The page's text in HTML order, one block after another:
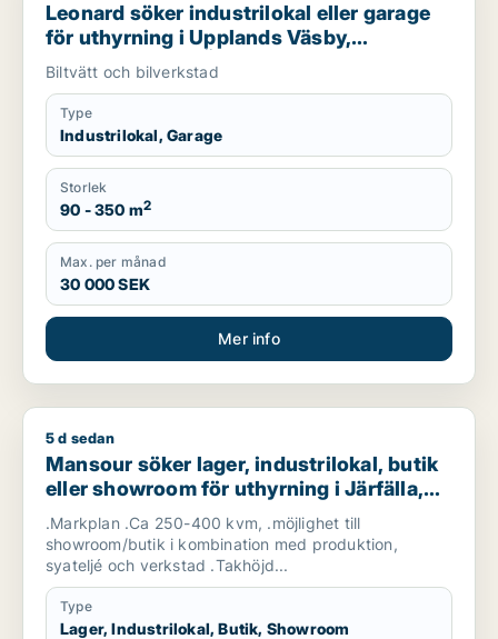
Leonard söker industrilokal eller garage
för uthyrning i Upplands Väsby,
Vallentuna eller Österåker m.fl.
Biltvätt och bilverkstad
Type
Industrilokal, Garage
Storlek
90 - 350 m2
Max. per månad
30 000 SEK
Mer info
Mansour söker lager, industrilokal, butik eller showroom för
5 d sedan
Mansour söker lager, industrilokal, butik
eller showroom för uthyrning i Järfälla,
Danderyd eller Sollentuna m.fl.
.Markplan .Ca 250-400 kvm, .möjlighet till
showroom/butik i kombination med produktion,
syateljé och verkstad .Takhöjd...
Type
Lager, Industrilokal, Butik, Showroom